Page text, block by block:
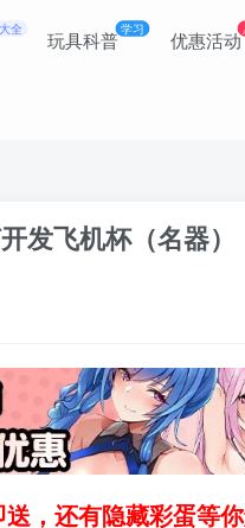
大全 玩具科普学习 优惠活动
发飞机杯（名器）
，还有隐藏彩蛋等